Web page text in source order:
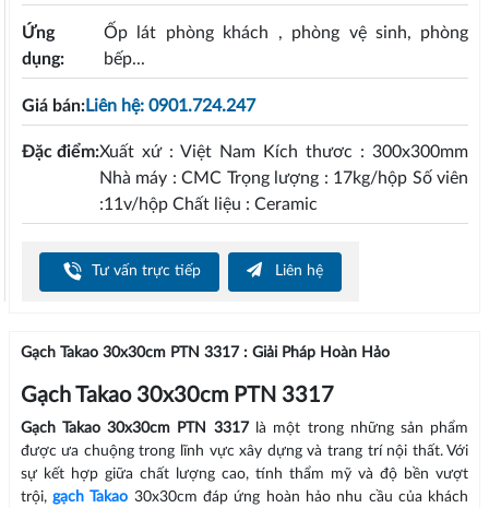
Ứng
dụng:
Ốp lát phòng khách , phòng vệ sinh, phòng
bếp...
Giá bán:Liên hệ: 0901.724.247
Đặc điểm:Xuất xứ : Việt Nam Kích thươc : 300x300mm
Nhà máy : CMC Trọng lượng : 17kg/hộp Số viên
:11v/hộp Chất liệu : Ceramic
Tư vấn trực tiếp Liên hệ
Gạch Takao 30x30cm PTN 3317 : Giải Pháp Hoàn Hảo
Gạch Takao 30x30cm PTN 3317
Gạch Takao 30x30cm PTN 3317là một trong những sản phẩm
được ưa chuộng trong lĩnh vực xây dựng và trang trí nội thất. Với
sự kết hợp giữa chất lượng cao, tính thẩm mỹ và độ bền vượt
trội, gạch Takao 30x30cm đáp ứng hoàn hảo nhu cầu của khách